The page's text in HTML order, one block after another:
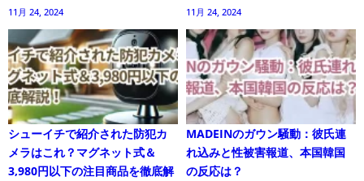
11月 24, 2024 11月 24, 2024
シューイチで紹介された防犯カ
メラはこれ？マグネット式＆
3,980円以下の注目商品を徹底解
MADEINのガウン騒動：彼氏連
れ込みと性被害報道、本国韓国
の反応は？